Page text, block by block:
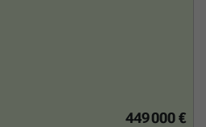
449 000 €